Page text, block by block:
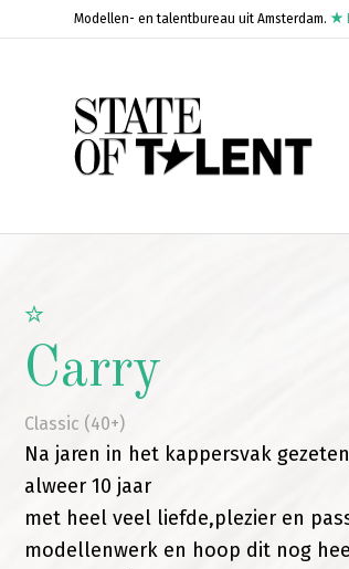
Modellen- en talentbureau uit Amsterdam.
Carry
Classic (40+)
Na jaren in het kappersvak
alweer 10 jaar
met heel veel liefde,plezier en
modellenwerk en hoop dit nog